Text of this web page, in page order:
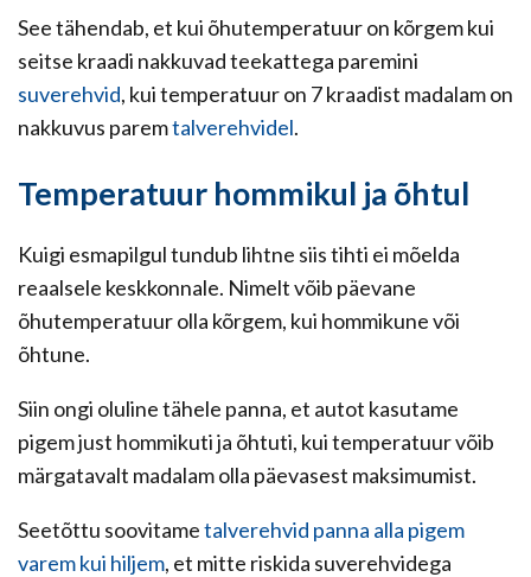
See tähendab, et kui õhutemperatuur on kõrgem kui
seitse kraadi nakkuvad teekattega paremini
suverehvid, kui temperatuur on 7 kraadist madalam on
nakkuvus paremtalverehvidel.
Temperatuur hommikul ja õhtul
Kuigi esmapilgul tundub lihtne siis tihti ei mõelda
reaalsele keskkonnale. Nimelt võib päevane
õhutemperatuur olla kõrgem, kui hommikune või
õhtune.
Siin ongi oluline tähele panna, et autot kasutame
pigem just hommikuti ja õhtuti, kui temperatuur võib
märgatavalt madalam olla päevasest maksimumist.
Seetõttu soovitametalverehvid panna alla pigem
varem kui hiljem, et mitte riskida suverehvidega